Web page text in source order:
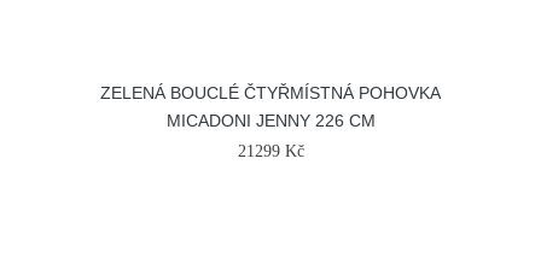
ZELENÁ BOUCLÉ ČTYŘMÍSTNÁ POHOVKA
MICADONI JENNY 226 CM
21299 Kč